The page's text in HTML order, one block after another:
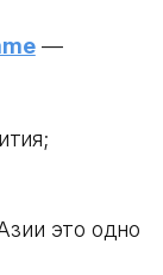
—
это одно